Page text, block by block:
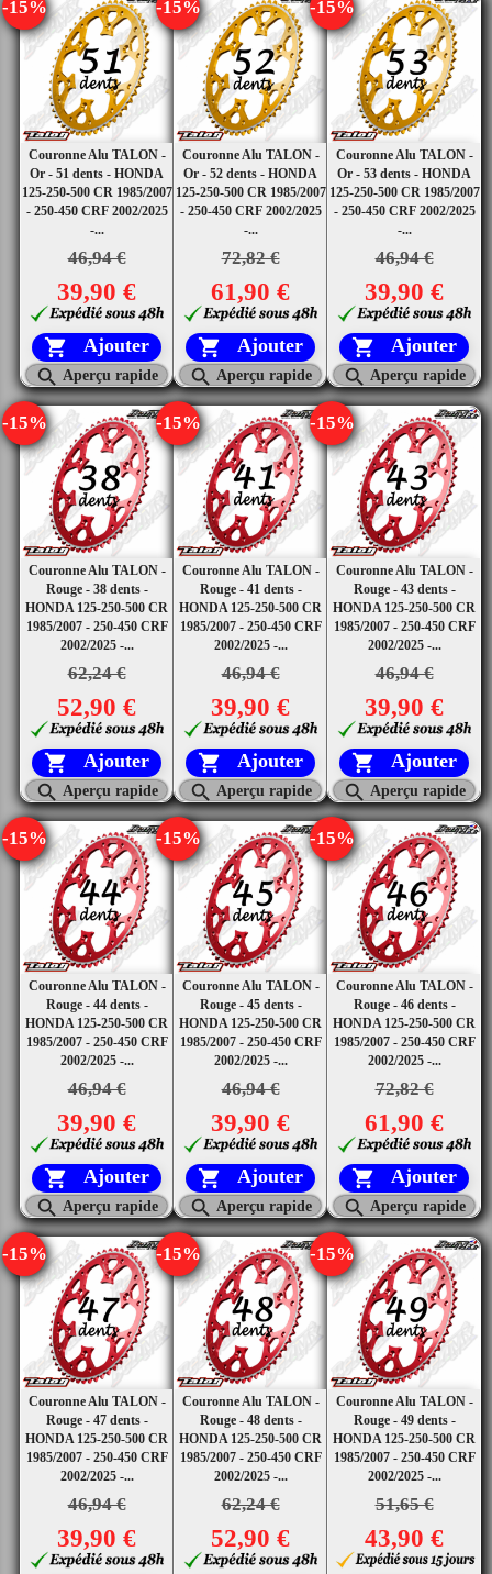
Couronne Alu TALON -
Or - 51 dents - HONDA
125-250-500 CR 1985/2007
- 250-450 CRF 2002/2025
-...
46,94 €
-15%
39,90 €
 Ajouter
 Aperçu rapide
Couronne Alu TALON -
Or - 52 dents - HONDA
125-250-500 CR 1985/2007
- 250-450 CRF 2002/2025
-...
72,82 €
-15%
61,90 €
 Ajouter
 Aperçu rapide
Couronne Alu TALON -
Or - 53 dents - HONDA
125-250-500 CR 1985/2007
- 250-450 CRF 2002/2025
-...
46,94 €
-15%
39,90 €
 Ajouter
 Aperçu rapide
Couronne Alu TALON -
Rouge - 38 dents -
HONDA 125-250-500 CR
1985/2007 - 250-450 CRF
2002/2025 -...
62,24 €
-15%
52,90 €
 Ajouter
 Aperçu rapide
Couronne Alu TALON -
Rouge - 41 dents -
HONDA 125-250-500 CR
1985/2007 - 250-450 CRF
2002/2025 -...
46,94 €
-15%
39,90 €
 Ajouter
 Aperçu rapide
Couronne Alu TALON -
Rouge - 43 dents -
HONDA 125-250-500 CR
1985/2007 - 250-450 CRF
2002/2025 -...
46,94 €
-15%
39,90 €
 Ajouter
 Aperçu rapide
Couronne Alu TALON -
Rouge - 44 dents -
HONDA 125-250-500 CR
1985/2007 - 250-450 CRF
2002/2025 -...
46,94 €
-15%
39,90 €
 Ajouter
 Aperçu rapide
Couronne Alu TALON -
Rouge - 45 dents -
HONDA 125-250-500 CR
1985/2007 - 250-450 CRF
2002/2025 -...
46,94 €
-15%
39,90 €
 Ajouter
 Aperçu rapide
Couronne Alu TALON -
Rouge - 46 dents -
HONDA 125-250-500 CR
1985/2007 - 250-450 CRF
2002/2025 -...
72,82 €
-15%
61,90 €
 Ajouter
 Aperçu rapide
Couronne Alu TALON -
Rouge - 47 dents -
HONDA 125-250-500 CR
1985/2007 - 250-450 CRF
2002/2025 -...
46,94 €
-15%
39,90 €
Couronne Alu TALON -
Rouge - 48 dents -
HONDA 125-250-500 CR
1985/2007 - 250-450 CRF
2002/2025 -...
62,24 €
-15%
52,90 €
Couronne Alu TALON -
Rouge - 49 dents -
HONDA 125-250-500 CR
1985/2007 - 250-450 CRF
2002/2025 -...
51,65 €
-15%
43,90 €